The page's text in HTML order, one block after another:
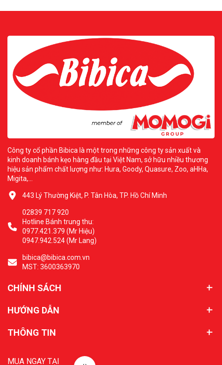
Công ty cổ phần Bibica là một trong những công ty sản xuất và
kinh doanh bánh kẹo hàng đầu tại Việt Nam, sở hữu nhiều thương
hiệu sản phẩm chất lượng như: Hura, Goody, Quasure, Zoo, aHHa,
Migita,...
443 Lý Thường Kiệt, P. Tân Hòa, TP. Hồ Chí Minh
02839 717 920
Hotline Bánh trung thu:
0977.421.379 (Mr Hiệu)
0947.942.524 (Mr Lang)
bibica@bibica.com.vn
MST: 3600363970
CHÍNH SÁCH
HƯỚNG DẪN
THÔNG TIN
MUA NGAY TẠI